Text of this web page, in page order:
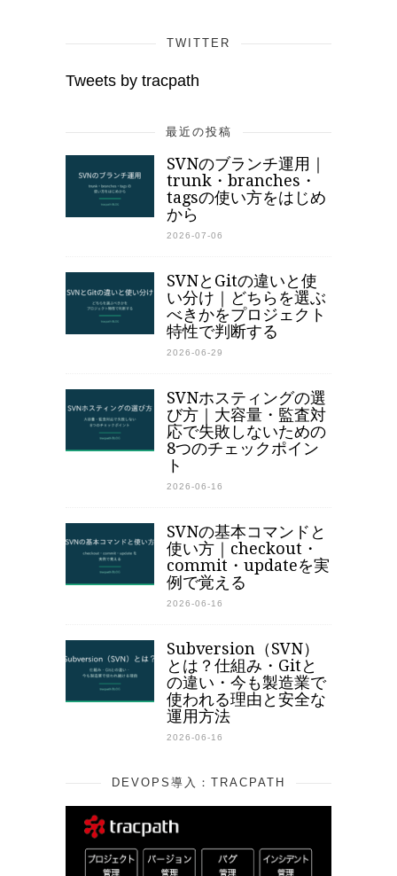
TWITTER
Tweets by tracpath
最近の投稿
SVNのブランチ運用｜
trunk・branches・
tagsの使い方をはじめ
から
2026-07-06
SVNとGitの違いと使
い分け｜どちらを選ぶ
べきかをプロジェクト
特性で判断する
2026-06-29
SVNホスティングの選
び方｜大容量・監査対
応で失敗しないための
8つのチェックポイン
ト
2026-06-16
SVNの基本コマンドと
使い方｜checkout・
commit・updateを実
例で覚える
2026-06-16
Subversion（SVN）
とは？仕組み・Gitと
の違い・今も製造業で
使われる理由と安全な
運用方法
2026-06-16
DEVOPS導入：TRACPATH